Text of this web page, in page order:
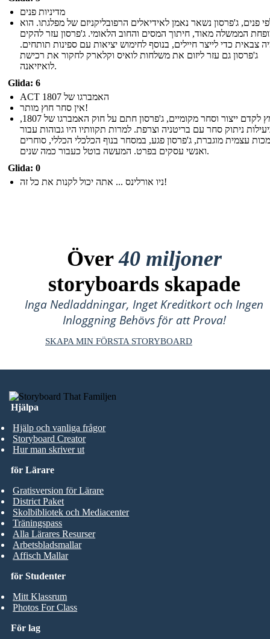
מדיניות פנים
פנים, ג'פרסון נשאר נאמן לאידיאלים הרפובליקניזם של מפלגתו. הוא
הממשלה מאוד, חיתוך המסים והחוב הלאומי. ג'פרסון עזר להקים
צבאית כדי לייצר חיילים, בנוסף לחימוש יציאות עם ספינות תותחים.
ג'פרסון גם עזר ליזום את משלחות לואיס וקלארק לחקור את רכישת
לואיזיאנה.
Glida: 6
ACT האמברגו של 1807
אין סחר חוץ מותר!
במאמץ לקדם ייצור וסחר מקומיים, ג'פרסון חתם על חוק האמברגו של 1807,
ניתוק סחר עם בריטניה וצרפת. למרות תקוותיו היו גבוהות עבור
עצמית מוגברת, ג'פרסון פגע, במסחר בנוף הכלכלי הכללי, סוחרים
ואנשי עסקים בפרט. המעשה בוטל כעבור כמה שנים.
Glida: 0
ניו אורלינס ... אתה יכול לקנות את כל זה!
Över40 miljoner
storyboards skapade
Inga Nedladdningar, Inget Kreditkort och Ingen
Inloggning Behövs för att Prova!
SKAPA MIN FÖRSTA STORYBOARD
Hjälpa
Hjälp och vanliga frågor
Storyboard Creator
Hur man skriver ut
för Studenter
Mitt Klassrum
Photos For Class
för Lärare
Gratisversion för Lärare
District Paket
Skolbibliotek och Mediacenter
Träningspass
Alla Lärares Resurser
Arbetsbladsmallar
Affisch Mallar
För lag